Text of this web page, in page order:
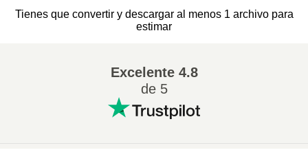
Tienes que convertir y descargar al menos 1 archivo para
estimar
Excelente4.8
de 5